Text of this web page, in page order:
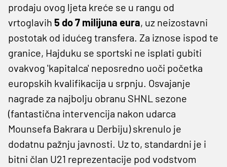
prodaju ovog ljeta kreće se u rangu od
vrtoglavih 5 do 7 milijuna eura, uz neizostavni
postotak od idućeg transfera. Za iznose ispod te
granice, Hajduku se sportski ne isplati gubiti
ovakvog 'kapitalca' neposredno uoči početka
europskih kvalifikacija u srpnju. Osvajanje
nagrade za najbolju obranu SHNL sezone
(fantastična intervencija nakon udarca
Mounsefa Bakrara u Derbiju) skrenulo je
dodatnu pažnju javnosti. Uz to, standardni je i
bitni član U21 reprezentacije pod vodstvom